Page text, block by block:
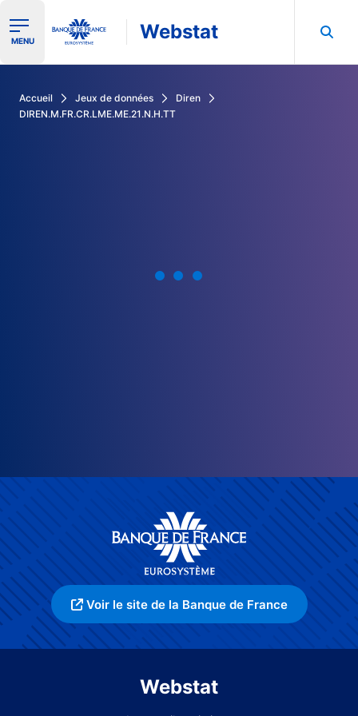
Ouvrir le menu de navigation
MENU Webstat
Accueil Jeux de données
Diren
DIREN.M.FR.CR.LME.ME.21.N.H.TT
Voir le site de la Banque de France
Webstat